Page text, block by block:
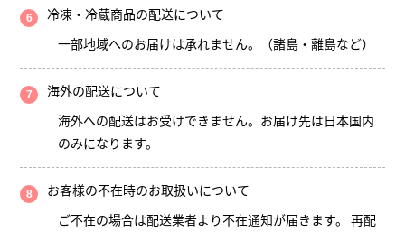
冷凍・冷蔵商品の配送について
一部地域へのお届けは承れません。（諸島・離島など）
海外の配送について
海外への配送はお受けできません。お届け先は日本国内
のみになります。
お客様の不在時のお取扱いについて
ご不在の場合は配送業者より不在通知が届きます。 再配